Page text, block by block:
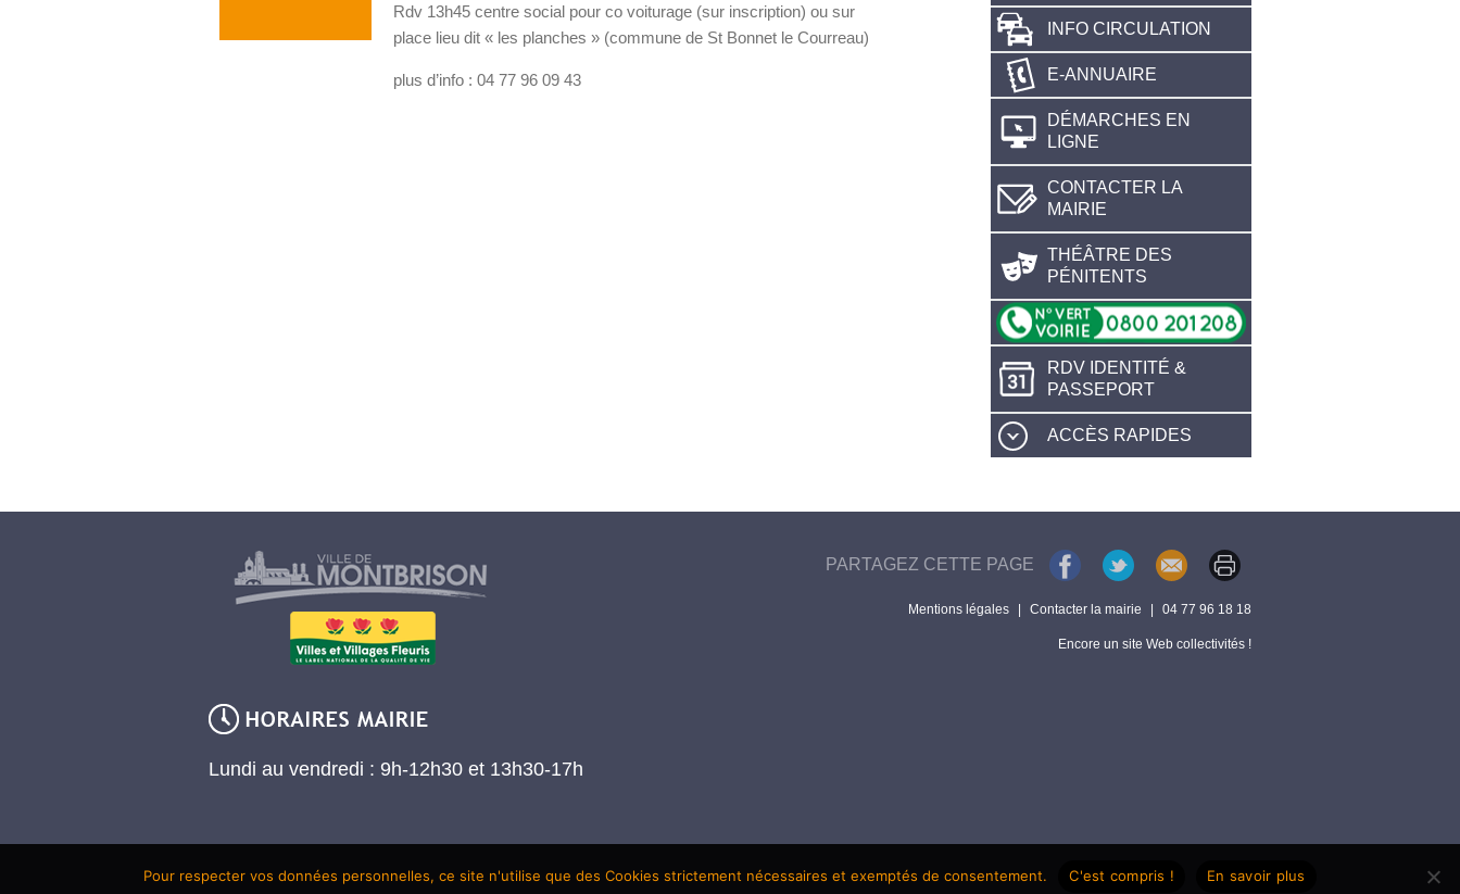
Rdv 13h45 centre social pour co voiturage (sur inscription) ou sur
place lieu dit « les planches » (commune de St Bonnet le Courreau)
plus d’info : 04 77 96 09 43
INFO CIRCULATION
E-ANNUAIRE
DÉMARCHES EN
LIGNE
CONTACTER LA
MAIRIE
THÉÂTRE DES
PÉNITENTS
RDV IDENTITÉ &
PASSEPORT
ACCÈS RAPIDES
Lundi au vendredi : 9h-12h30 et 13h30-17h
PARTAGEZ CETTE PAGE
Mentions légales Contacter la mairie 04 77 96 18 18
Encore un site Web collectivités !
Pour respecter vos données personnelles, ce site n'utilise que des Cookies strictement nécessaires et exemptés de consentement. C'est compris ! En savoir plus